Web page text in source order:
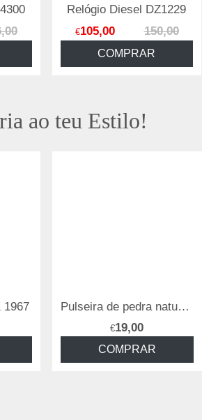
Relógio DKNY NY1263
€124,60 178,00
COMPRAR
ao teu Estilo!
Pulseira de pedra natural de 4 mm com elemento de aço Anel coração de viana Camélia aço inoxidavel filigrana
€14,90
COMPRAR